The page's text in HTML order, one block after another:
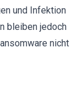
und Infektion
bleiben jedoch
nicht